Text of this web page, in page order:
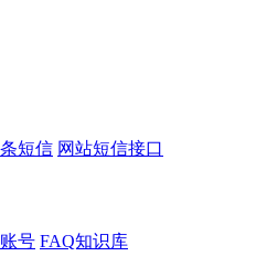
短信 网站短信接口
号 FAQ知识库